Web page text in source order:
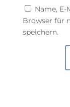
Name,
Browser für
speichern.